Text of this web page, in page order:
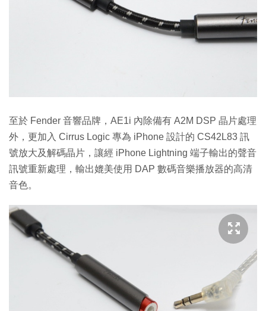
至於 Fender 音響品牌，AE1i 內除備有 A2M DSP 晶片處理
外，更加入 Cirrus Logic 專為 iPhone 設計的 CS42L83 訊
號放大及解碼晶片，讓經 iPhone Lightning 端子輸出的聲音
訊號重新處理，輸出媲美使用 DAP 數碼音樂播放器的高清
音色。